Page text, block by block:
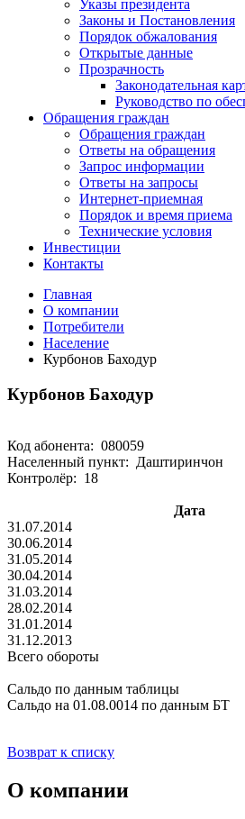
Указы президента
Законы и Постановления
Порядок обжалования
Открытые данные
Прозрачность
Законодательная
Руководство по
Обращения граждан
Обращения граждан
Ответы на обращения
Запрос информации
Ответы на запросы
Интернет-приемная
Порядок и время приема
Технические условия
Инвестиции
Контакты
Главная
О компании
Потребители
Население
Курбонов Баходур
Курбонов Баходур
Код абонента: 080059
Населенный пункт: Даштиринчон
Контролёр: 18
Дата
31.07.2014
30.06.2014
31.05.2014
30.04.2014
31.03.2014
28.02.2014
31.01.2014
31.12.2013
Всего обороты
Сальдо по данным таблицы
Сальдо на 01.08.0014 по данным БТ
Возврат к списку
О компании